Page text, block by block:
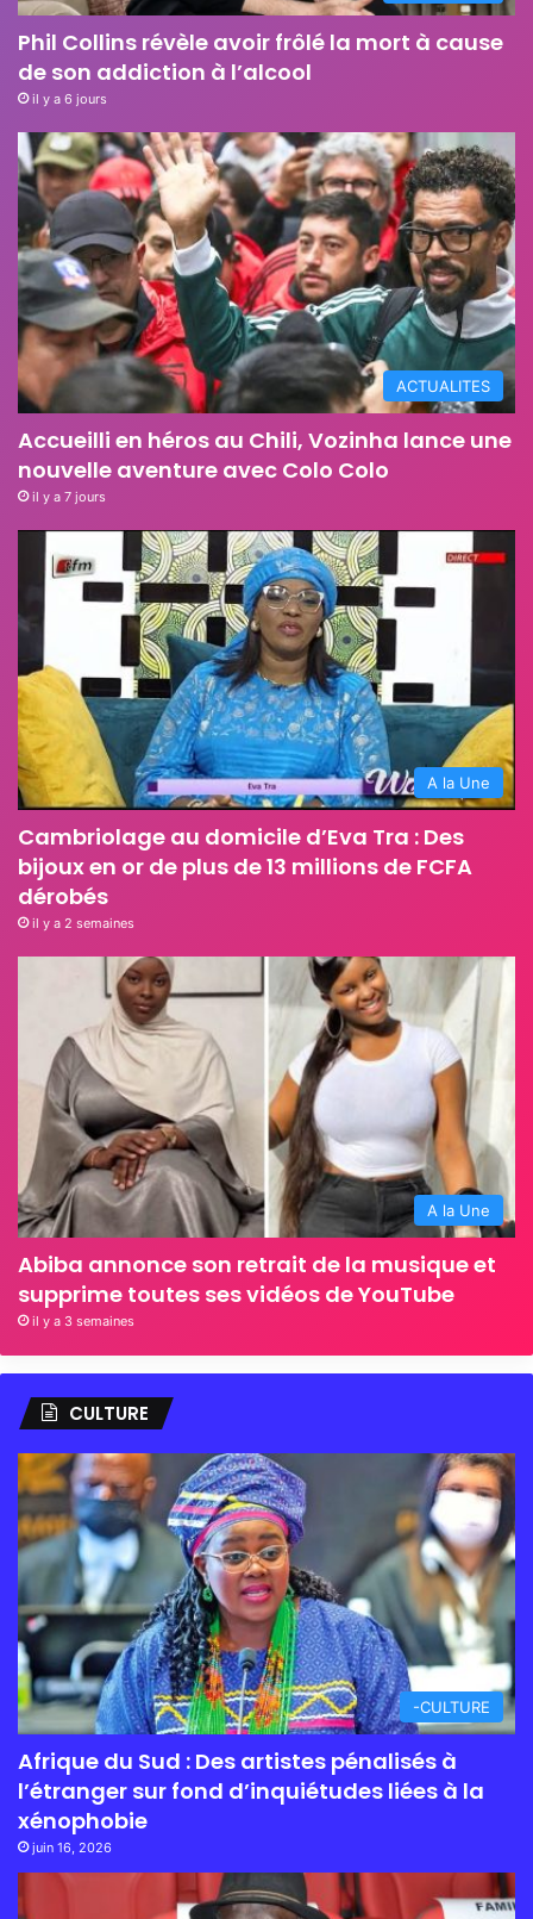
Phil Collins révèle avoir frôlé la mort à cause
de son addiction à l’alcool
il y a 6 jours
ACTUALITES
Accueilli en héros au Chili, Vozinha lance une
nouvelle aventure avec Colo Colo
il y a 7 jours
A la Une
Cambriolage au domicile d’Eva Tra : Des
bijoux en or de plus de 13 millions de FCFA
dérobés
il y a 2 semaines
A la Une
Abiba annonce son retrait de la musique et
supprime toutes ses vidéos de YouTube
il y a 3 semaines
CULTURE
-CULTURE
Afrique du Sud : Des artistes pénalisés à
l’étranger sur fond d’inquiétudes liées à la
xénophobie
juin 16, 2026